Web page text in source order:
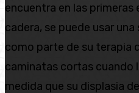
encuentra en las primeras
cadera, se puede usar
como parte de su terapia
caminatas cortas cuando
medida que su displasia